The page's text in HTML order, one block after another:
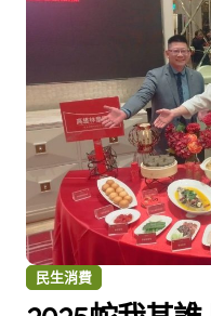
民生消費